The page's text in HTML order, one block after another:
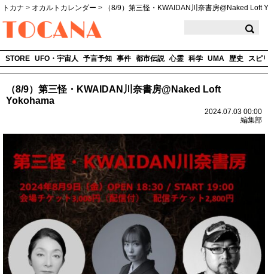
トカナ > オカルトカレンダー >
（8/9）第三怪・KWAIDAN川奈書房@Naked Loft
STORE UFO・宇宙人 予言予知 事件 都市伝説 心霊 科学 UMA 歴史 スピ
（8/9）第三怪・KWAIDAN川奈書房@Naked Loft
Yokohama
2024.07.03 00:00
編集部